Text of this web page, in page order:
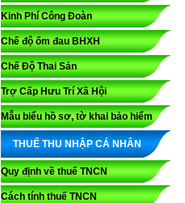
Kinh Phí Công Đoàn
Chế độ ốm đau BHXH
Chế Độ Thai Sản
Trợ Cấp Hưu Trí Xã Hội
Mẫu biểu hồ sơ, tờ khai bảo hiểm
THUẾ THU NHẬP CÁ NHÂN
Quy định về thuế TNCN
Cách tính thuế TNCN